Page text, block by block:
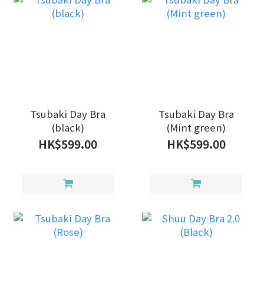
Tsubaki Day Bra
(black)
HK$599.00
Tsubaki Day Bra
(Mint green)
HK$599.00